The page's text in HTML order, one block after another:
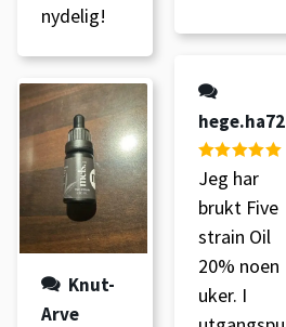
nydelig!
hege.ha72
Vurdert5
Jeg har
brukt Five
strain Oil
20% noen
uker. I
Arve